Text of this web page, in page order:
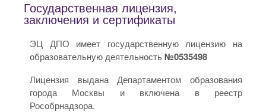
Государственная лицензия,
заключения и сертификаты
ЭЦ ДПО имеет государственную лицензию на
образовательную деятельность№0535498
Лицензия выдана Департаментом образования
города Москвы и включена в реестр
Рособрнадзора.